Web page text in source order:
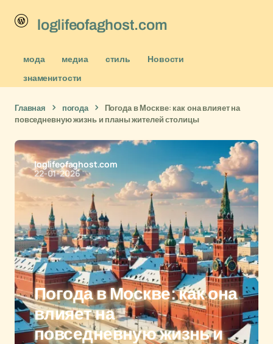
loglifeofaghost.com
мода медиа стиль
Новости
знаменитости
Главная погода
Погода в Москве: как она влияет на
повседневную жизнь и планы жителей столицы
loglifeofaghost.com
22-01-2026
Погода в Москве: как она
влияет на
повседневную жизнь и